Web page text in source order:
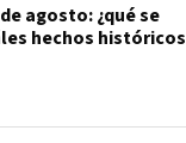
agosto: ¿qué se
hechos históricos